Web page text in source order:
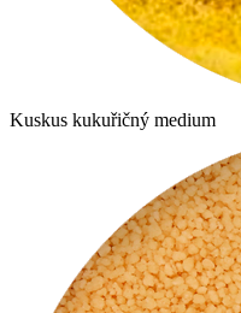
Kuskus kukuřičný medium